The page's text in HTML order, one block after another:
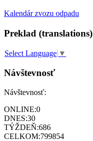
Kalendár zvozu odpadu
Preklad (translations)
Select Language ▼
Návštevnosť
Návštevnosť:
ONLINE:0
DNES:30
TÝŽDEŇ:686
CELKOM:799854